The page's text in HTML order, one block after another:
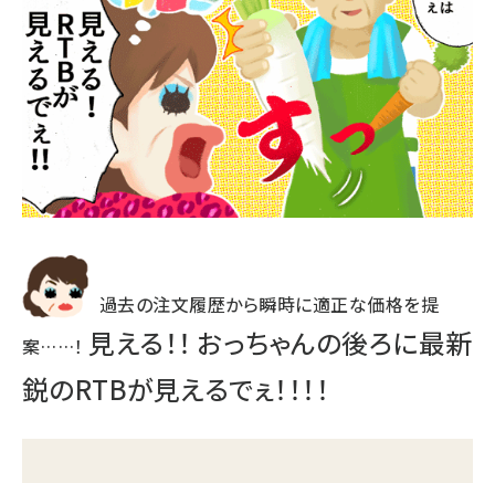
過去の注文履歴から瞬時に適正な価格を提
案……！ 見える！！ おっちゃんの後ろに最新
鋭のRTBが見えるでぇ！！！！